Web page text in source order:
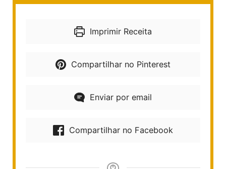
Imprimir Receita
Compartilhar no Pinterest
Enviar por email
Compartilhar no Facebook